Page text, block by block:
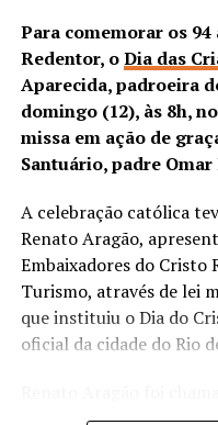
Evangelização
30/07 – Quarta-feira
• 19h – Missa na
Cabral (Pe. Pedro – Par.
Conceição/Piúma) –
Para comemorar os
Redentor, oDia das
Aparecida, padroeira
domingo (12), às 8h,
missa em ação de
Santuário, padre Omar
A celebração católica
Renato Aragão,
Embaixadores do Cristo
Turismo, através de lei
que instituiu o Dia do
oficial da cidade do Rio
coroa na cabeça de